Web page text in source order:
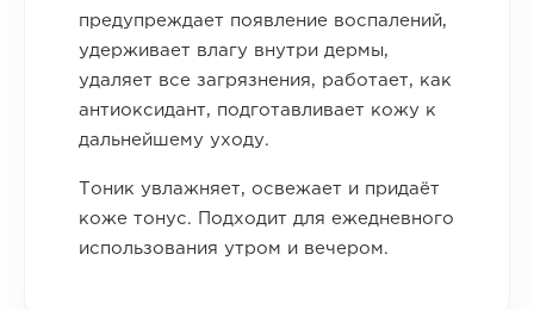
предупреждает появление воспалений,
удерживает влагу внутри дермы,
удаляет все загрязнения, работает, как
антиоксидант, подготавливает кожу к
дальнейшему уходу.
Тоник увлажняет, освежает и придаёт
коже тонус. Подходит для ежедневного
использования утром и вечером.